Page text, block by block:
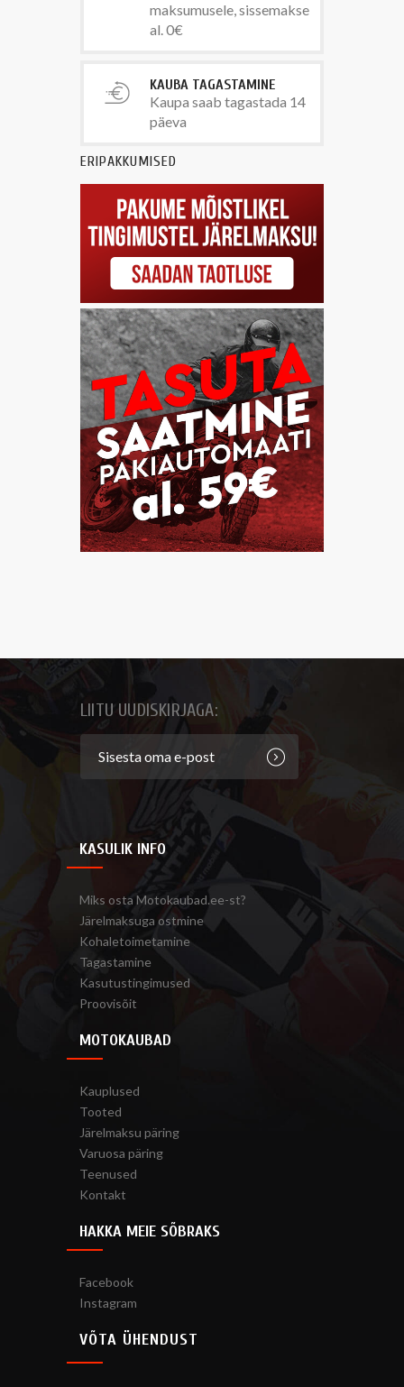
maksumusele, sissemakse
al. 0€
KAUBA TAGASTAMINE
Kaupa saab tagastada 14
päeva
ERIPAKKUMISED
LIITU UUDISKIRJAGA:
KASULIK INFO
Miks osta Motokaubad.ee-st?
Järelmaksuga ostmine
Kohaletoimetamine
Tagastamine
Kasutustingimused
Proovisõit
MOTOKAUBAD
Kauplused
Tooted
Järelmaksu päring
Varuosa päring
Teenused
Kontakt
HAKKA MEIE SÕBRAKS
Facebook
Instagram
VÕTA ÜHENDUST